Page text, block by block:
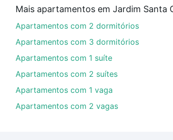
Aqui na Loft temos a oferta ideal para
nossas opções de financiamento
compra, veja em nosso portal quanto
Mais apartamentos em Jardim Santa
Apartamentos com 2 dormitórios
Apartamentos com 3 dormitórios
Apartamentos com 1 suíte
Apartamentos com 2 suítes
Apartamentos com 1 vaga
Apartamentos com 2 vagas